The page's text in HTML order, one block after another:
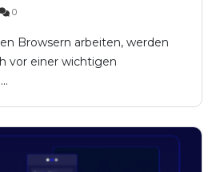
0
Browsern arbeiten, werden
vor einer wichtigen